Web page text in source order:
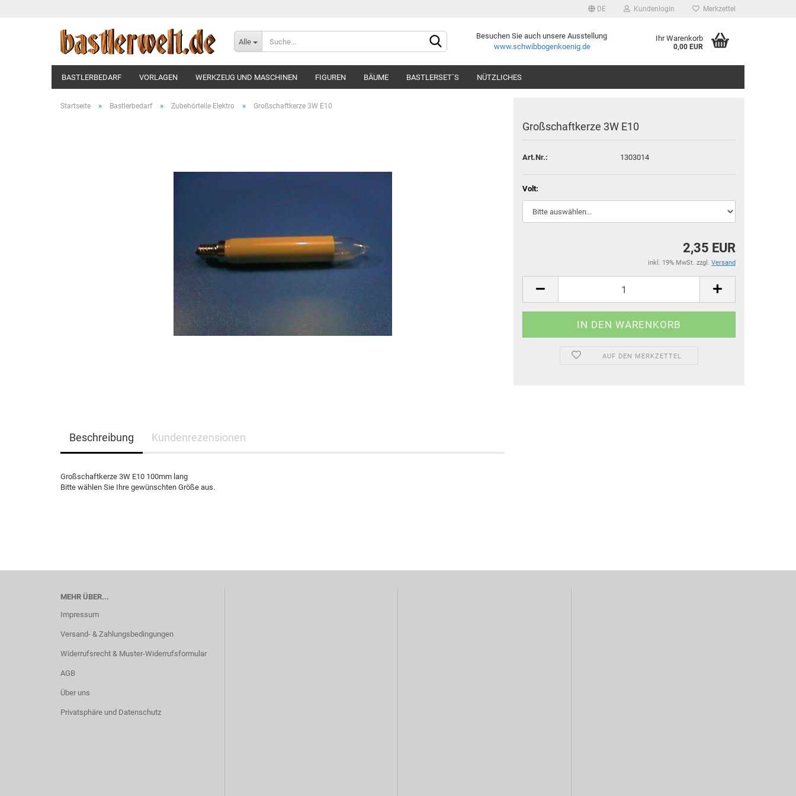
DE
Sprache auswählen
Lieferland
Kundenlogin
Konto erstellen
Passwort vergessen?
Merkzettel
Alle
Besuchen Sie auch unsere Ausstellung
www.schwibbogenkoenig.de
Ihr Warenkorb
0,00 EUR
BASTLERBEDARF VORLAGEN WERKZEUG UND MASCHINEN FIGUREN BÄUME BASTLERSET´S NÜTZLICHES
Startseite » Bastlerbedarf » Zubehörteile Elektro » Großschaftkerze 3W E10
Großschaftkerze 3W E10
Art.Nr.: 1303014
Volt:
2,35 EUR
inkl. 19% MwSt. zzgl. Versand
AUF DEN MERKZETTEL
Beschreibung Kundenrezensionen
Großschaftkerze 3W E10 100mm lang
Bitte wählen Sie Ihre gewünschten Größe aus.
MEHR ÜBER...
Impressum
Versand- & Zahlungsbedingungen
Widerrufsrecht & Muster-Widerrufsformular
AGB
Über uns
Privatsphäre und Datenschutz